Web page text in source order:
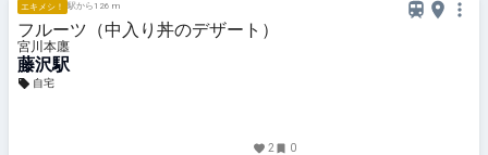
エキメシ！ 駅から126 m
フルーツ（中入り丼のデザート）
宮川本廛
藤沢駅
自宅
2 0